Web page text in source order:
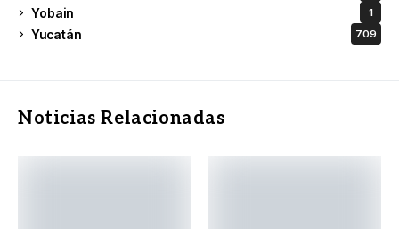
Yobain 1
Yucatán 709
Noticias Relacionadas